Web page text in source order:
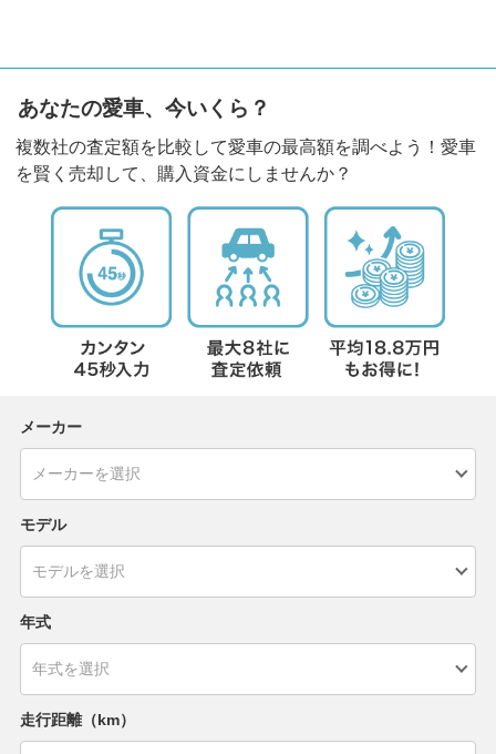
あなたの愛車、今いくら？
複数社の査定額を比較して愛車の最高額を調べよう！愛車
を賢く売却して、購入資金にしませんか？
メーカー
モデル
年式
走行距離（km）